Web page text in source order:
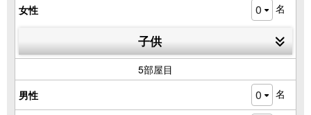
女性 名
子供
5部屋目
男性
名